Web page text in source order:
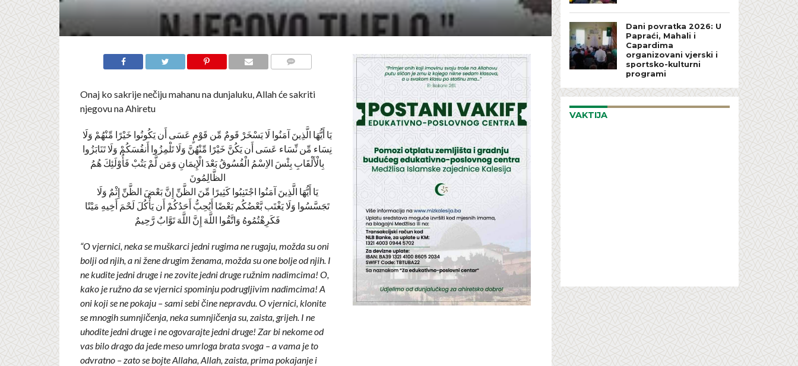
Onaj ko sakrije nečiju mahanu na dunjaluku, Allah će sakriti
njegovu na Ahiretu
يَا أَيُّهَا الَّذِينَ آمَنُوا لَا يَسْخَرْ قَومٌ مِّن قَوْمٍ عَسَى أَن يَكُونُوا خَيْرًا مِّنْهُمْ وَلَا
نِسَاء مِّن نِّسَاء عَسَى أَن يَكُنَّ خَيْرًا مِّنْهُنَّ وَلَا تَلْمِزُوا أَنفُسَكُمْ وَلَا تَنَابَزُوا
بِالْأَلْقَابِ بِئْسَ الاِسْمُ الْفُسُوقُ بَعْدَ الْإِيمَانِ وَمَن لَّمْ يَتُبْ فَأُوْلَئِكَ هُمُ
الظَّالِمُونَ
يَا أَيُّهَا الَّذِينَ آمَنُوا اجْتَنِبُوا كَثِيرًا مِّنَ الظَّنِّ إِنَّ بَعْضَ الظَّنِّ إِثْمٌ وَلَا
تَجَسَّسُوا وَلَا يَغْتَب بَّعْضُكُم بَعْضًا أَيُحِبُّ أَحَدُكُمْ أَن يَأْكُلَ لَحْمَ أَخِيهِ مَيْتًا
فَكَرِهْتُمُوهُ وَاتَّقُوا اللَّهَ إِنَّ اللَّهَ تَوَّابٌ رَّحِيمٌ
“O vjernici, neka se muškarci jedni rugima ne rugaju, možda su oni
bolji od njih, a ni žene drugim ženama, možda su one bolje od njih. I
ne kudite jedni druge i ne zovite jedni druge ružnim nadimcima! O,
kako je ružno da se vjernici spominju podrugljivim nadimcima! A
oni koji se ne pokaju – sami sebi čine nepravdu. O vjernici, klonite
se mnogih sumnjičenja, neka sumnjičenja su, zaista, grijeh. I ne
uhodite jedni druge i ne ogovarajte jedni druge! Zar bi nekome od
vas bilo drago da jede meso umrloga brata svoga – a vama je to
odvratno – zato se bojte Allaha, Allah, zaista, prima pokajanje i
Dani povratka 2026: U
Papraći, Mahali i
Capardima
organizovani vjerski i
sportsko-kulturni
programi
VAKTIJA